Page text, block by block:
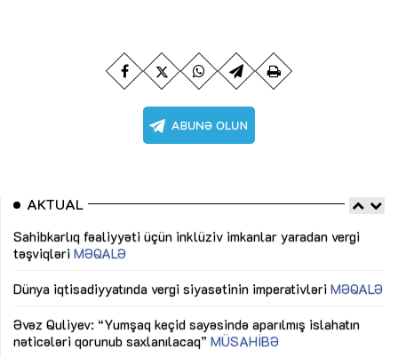
AKTUAL
Sahibkarlıq fəaliyyəti üçün inklüziv imkanlar yaradan vergi
təşviqləri MƏQALƏ
Dünya iqtisadiyyatında vergi siyasətinin imperativləri MƏQALƏ
Əvəz Quliyev: “Yumşaq keçid sayəsində aparılmış islahatın
nəticələri qorunub saxlanılacaq” MÜSAHİBƏ